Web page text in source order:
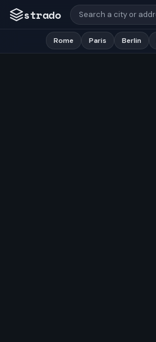
strado
Rome Paris Berlin